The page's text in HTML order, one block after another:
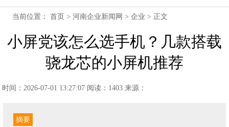
当前位置：首页 >河南企业新闻网 >企业 > 正文
小屏党该怎么选手机？几款搭载
骁龙芯的小屏机推荐
时间：2026-07-01 13:27:07 阅读：1403 来源：
摘要